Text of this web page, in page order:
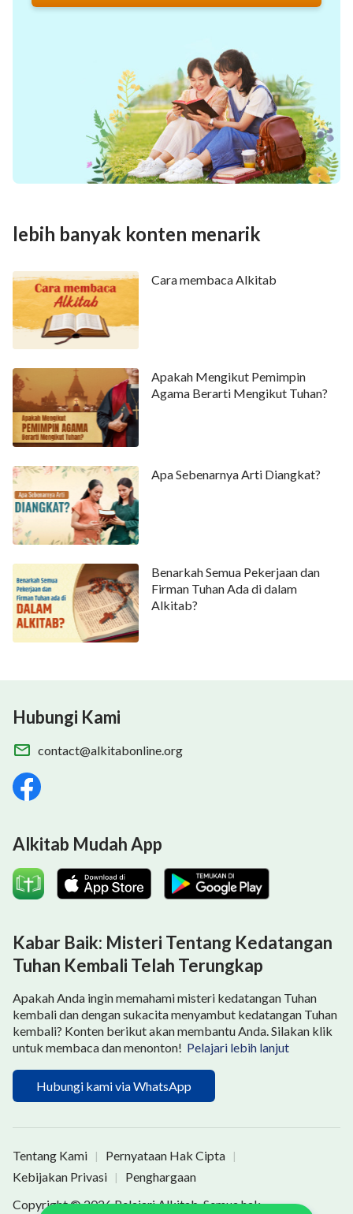
lebih banyak konten menarik
Cara membaca Alkitab
Apakah Mengikut Pemimpin
Agama Berarti Mengikut Tuhan?
Apa Sebenarnya Arti Diangkat?
Benarkah Semua Pekerjaan dan
Firman Tuhan Ada di dalam
Alkitab?
Hubungi Kami
contact@alkitabonline.org
Alkitab Mudah App
Kabar Baik: Misteri Tentang Kedatangan
Tuhan Kembali Telah Terungkap
Apakah Anda ingin memahami misteri kedatangan Tuhan
kembali dan dengan sukacita menyambut kedatangan Tuhan
kembali? Konten berikut akan membantu Anda. Silakan klik
untuk membaca dan menonton! Pelajari lebih lanjut
Hubungi kami via WhatsApp
Tentang Kami | Pernyataan Hak Cipta |
Kebijakan Privasi |
Penghargaan
Copyright © 2026Pelajari Alkitab. Semua hak